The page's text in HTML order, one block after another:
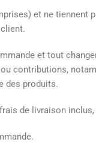
et ne
et tout
contributions,
des produits.
de livraison